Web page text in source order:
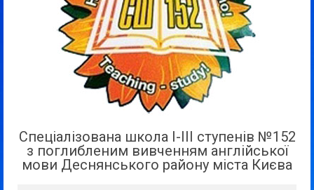
Спеціалізована школа І-ІІІ ступенів №152
з поглибленим вивченням англійської
мови Деснянського району міста Києва